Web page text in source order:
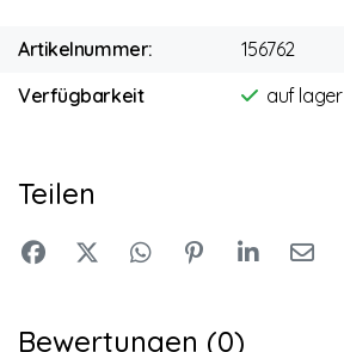
Artikelnummer:
156762
Verfügbarkeit
auf lager
Teilen
Bewertungen (0)